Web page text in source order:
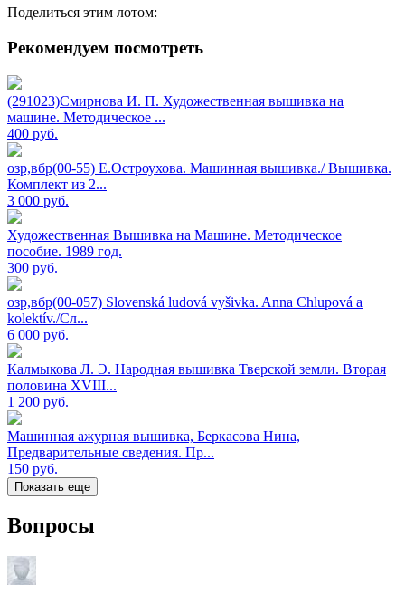
Поделиться этим лотом:
Рекомендуем посмотреть
(291023)Смирнова И. П. Художественная вышивка на
машине. Методическое ...
400 руб.
озр,вбр(00-55) Е.Остроухова. Машинная вышивка./ Вышивка.
Комплект из 2...
3 000 руб.
Художественная Вышивка на Машине. Методическое
пособие. 1989 год.
300 руб.
озр,вбр(00-057) Slovenská ludová vyšivka. Anna Chlupová a
kolektív./Сл...
6 000 руб.
Калмыкова Л. Э. Народная вышивка Тверской земли. Вторая
половина XVIII...
1 200 руб.
Машинная ажурная вышивка, Беркасова Нина,
Предварительные сведения. Пр...
150 руб.
Показать еще
Вопросы